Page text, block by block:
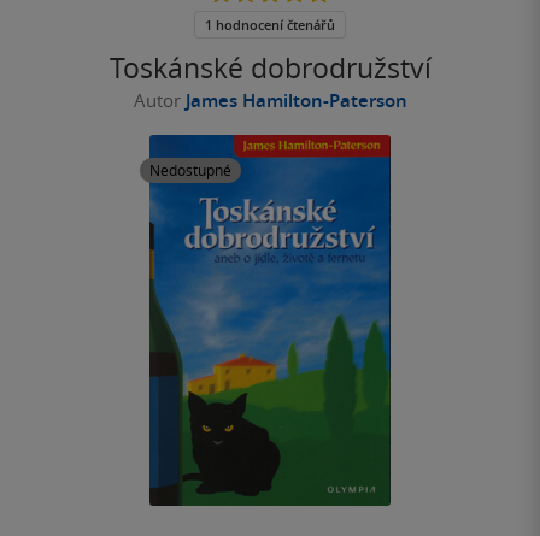
Toskánské dobrodružství
Autor James Hamilton-Paterson
Nedostupné
5
1 hodnocení čtenářů